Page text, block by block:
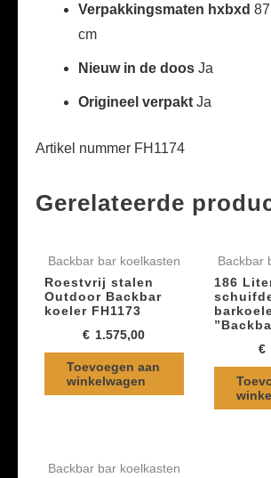
Verpakkingsmaten hxbxd
cm
Nieuw in de doos Ja
Origineel verpakt Ja
Artikel nummer FH1174
Gerelateerde
Backbar bar koelkasten
Roestvrij stalen
Outdoor Backbar
koeler FH1173
€ 1.575,00
Toevoegen aan
winkelwagen
Backbar
186
€
Backbar bar koelkasten